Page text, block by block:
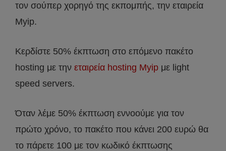
τον σούπερ χορηγό της εκπομπής, την εταιρεία
Myip.
Κερδίστε 50% έκπτωση στο επόμενο πακέτο
hosting με την εταιρεία hosting Myip με light
speed servers.
Όταν λέμε 50% έκπτωση εννοούμε για τον
πρώτο χρόνο, το πακέτο που κάνει 200 ευρώ θα
το πάρετε 100 με τον κωδικό έκπτωσης